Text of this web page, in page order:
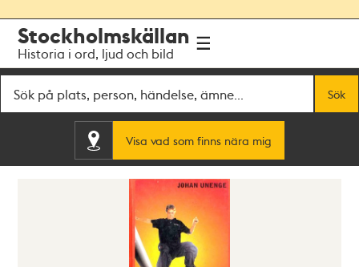
navigationen
huvudinnehållet
Stockholmskällan
Historia i ord, ljud och bild
Sök
Visa vad som finns nära mig